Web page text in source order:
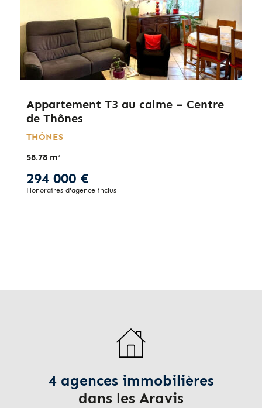
Appartement T3 au calme – Centre
de Thônes
THÔNES
58.78 m²
294 000 €
Honoraires d'agence inclus
4 agences immobilières
dans les Aravis